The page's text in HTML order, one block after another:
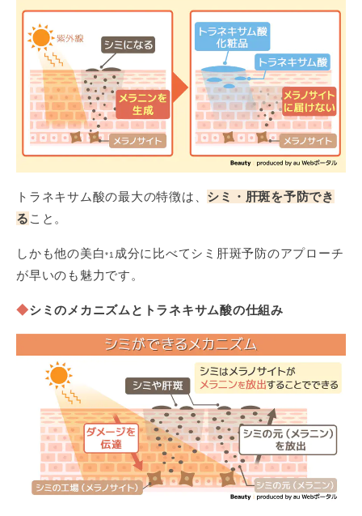
トラネキサム酸の最大の特徴は、 シミ・肝斑を予防でき
る こと。
しかも他の美白*1 成分に比べてシミ肝斑予防のアプローチ
が早いのも魅力です。
◆シミのメカニズムとトラネキサム酸の仕組み